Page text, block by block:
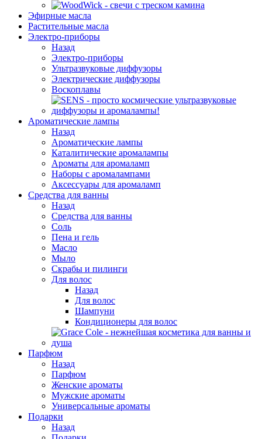
Эфирные масла
Растительные масла
Электро-приборы
Назад
Электро-приборы
Ультразвуковые диффузоры
Электрические диффузоры
Воскоплавы
Ароматические лампы
Назад
Ароматические лампы
Каталитические аромалампы
Ароматы для аромаламп
Наборы с аромалампами
Аксессуары для аромаламп
Средства для ванны
Назад
Средства для ванны
Соль
Пена и гель
Масло
Мыло
Скрабы и пилинги
Для волос
Назад
Для волос
Шампуни
Кондиционеры для волос
Парфюм
Назад
Парфюм
Женские ароматы
Мужские ароматы
Универсальные ароматы
Подарки
Назад